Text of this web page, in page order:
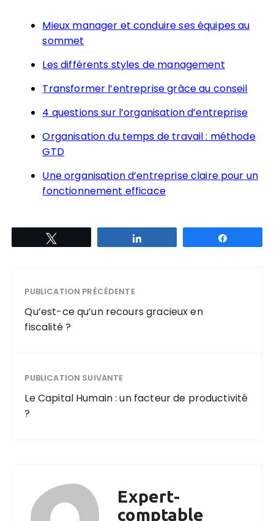
Mieux manager et conduire ses équipes au
sommet
Les différents styles de management
Transformer l’entreprise grâce au conseil
4 questions sur l’organisation d’entreprise
Organisation du temps de travail : méthode
GTD
Une organisation d’entreprise claire pour un
fonctionnement efficace
PUBLICATION PRÉCÉDENTE
Qu’est-ce qu’un recours gracieux en
fiscalité ?
PUBLICATION SUIVANTE
Le Capital Humain : un facteur de productivité
?
Expert-
comptable